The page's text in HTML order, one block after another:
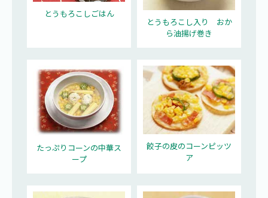
とうもろこしごはん
とうもろこし入り おか
ら油揚げ巻き
たっぷりコーンの中華ス
ープ
餃子の皮のコーンピッツ
ア